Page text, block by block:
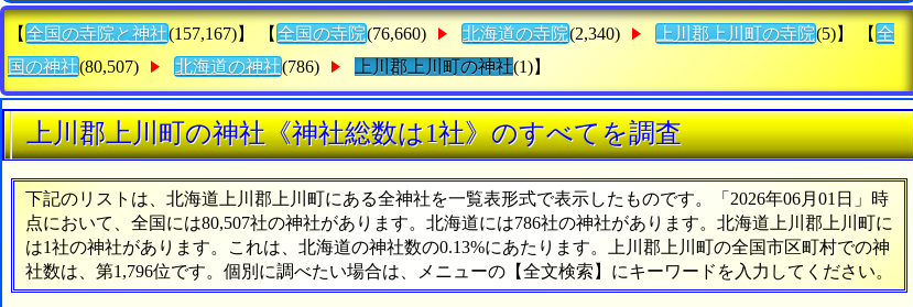
【 全国の寺院と神社(157,167)】 【 全国の寺院(76,660) 北海道の寺院(2,340) 上川郡上川町の寺院(5)】 【 全
国の神社(80,507) 北海道の神社(786) 上川郡上川町の神社(1)】
上川郡上川町の神社《神社総数は1社》のすべてを調査
下記のリストは、北海道上川郡上川町にある全神社を一覧表形式で表示したものです。「2026年06月01日」時
点において、全国には80,507社の神社があります。北海道には786社の神社があります。北海道上川郡上川町に
は1社の神社があります。これは、北海道の神社数の0.13%にあたります。上川郡上川町の全国市区町村での神
社数は、第1,796位です。個別に調べたい場合は、メニューの【全文検索】にキーワードを入力してください。